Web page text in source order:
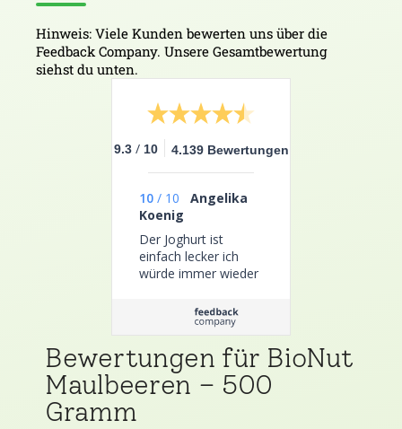
Hinweis: Viele Kunden bewerten uns über die
Feedback Company. Unsere Gesamtbewertung
siehst du unten.
9.3 / 10 4.139 Bewertungen
10 / 10
Angelika
Koenig
Der Joghurt ist
einfach lecker ich
würde immer wieder
kaufen und bin sehr
zufrieden mit allen
weiter so
Bewertungen für BioNut
Maulbeeren – 500
Gramm